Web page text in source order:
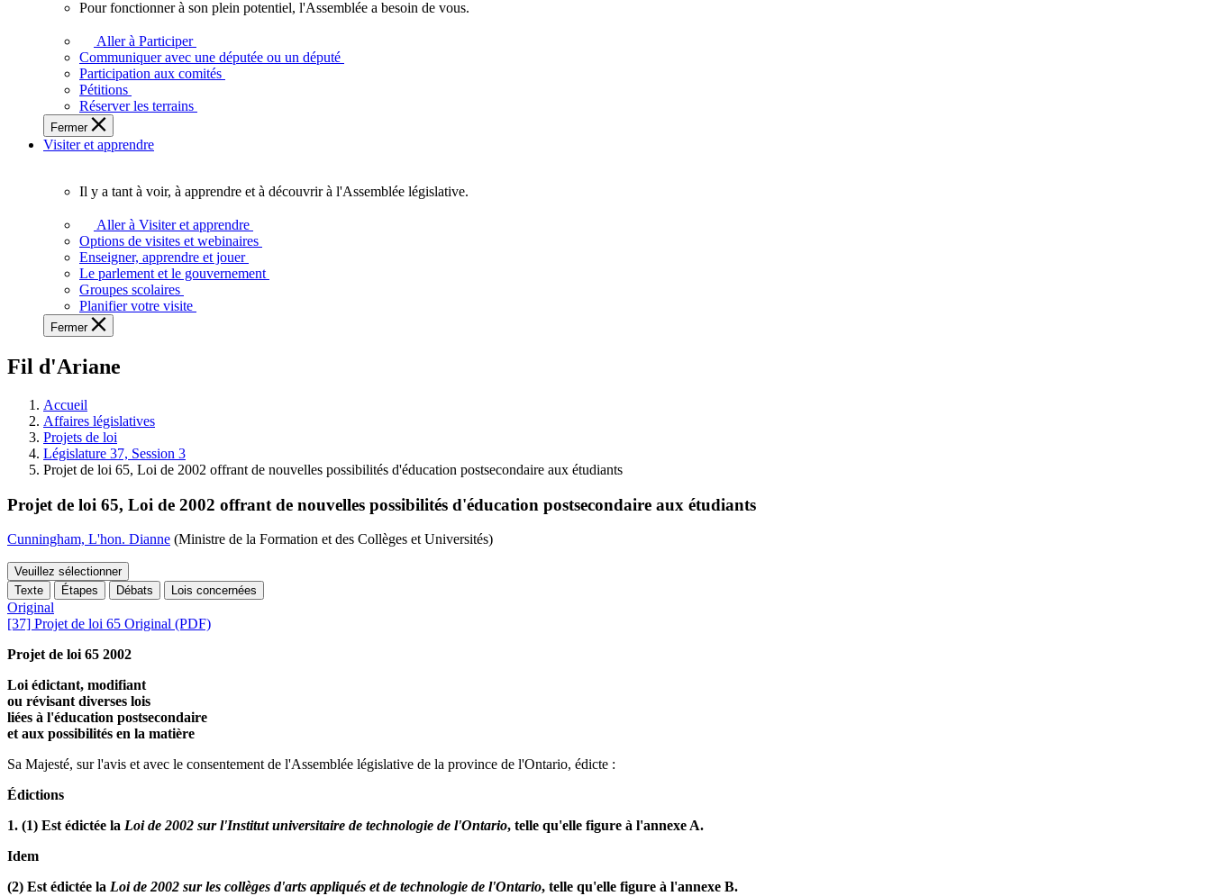
fonctionner
plein
potentiel,
l'Assemblée
a
besoin
Pour fonctionner à son plein potentiel, l'Assemblée a besoin de vous.
Aller à Participer
Communiquer avec une députée ou un député
Participation aux comités
Pétitions
Réserver les terrains
Fermer
Visiter et apprendre
voir,
apprendre
et
découvrir
l'Assemblée
législative.
Il y a tant à voir, à apprendre et à découvrir à l'Assemblée législative.
Aller à Visiter et apprendre
Options de visites et webinaires
Enseigner, apprendre et jouer
Le parlement et le gouvernement
Groupes scolaires
Planifier votre visite
Fermer
Fil d'Ariane
Accueil
Affaires législatives
Projets de loi
Législature 37, Session 3
Projet de loi 65, Loi de 2002 offrant de nouvelles possibilités d'éducation postsecondaire aux étudiants
Projet de loi 65, Loi de 2002 offrant de nouvelles possibilités d'éducation postsecondaire aux étudiants
Cunningham, L'hon. Dianne (Ministre de la Formation et des Collèges et Universités)
Veuillez sélectionner
Texte
Étapes Débats Lois concernées
Original
[37] Projet de loi 65 Original (PDF)
Projet de loi 65 2002
Loi édictant, modifiant
ou révisant diverses lois
liées à l'éducation postsecondaire
et aux possibilités en la matière
Sa Majesté, sur l'avis et avec le consentement de l'Assemblée législative de la province de l'Ontario, édicte :
Édictions
1. (1) Est édictée la Loi de 2002 sur l'Institut universitaire de technologie de l'Ontario, telle qu'elle figure à l'annexe A.
Idem
(2) Est édictée la Loi de 2002 sur les collèges d'arts appliqués et de technologie de l'Ontario, telle qu'elle figure à l'annexe B.